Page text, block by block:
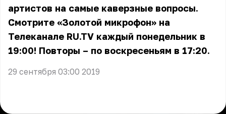
артистов на самые каверзные вопросы.
Смотрите «Золотой микрофон» на
Телеканале RU.TV каждый понедельник в
19:00! Повторы – по воскресеньям в 17:20.
29 сентября 03:00 2019